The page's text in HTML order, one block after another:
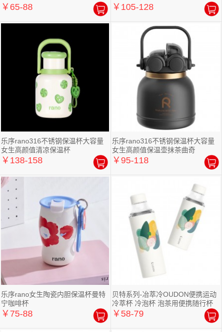
￥65-88 ￥105-128
乐序rano316不锈钢保温杯大容量
女生高颜值清凉保温杯
￥138-158
乐序rano316不锈钢保温杯大容量
女生高颜值保温壶抹茶曲奇
￥95-118
乐序rano女生陶瓷内胆保温杯曼特
宁咖啡杯
￥75-88
贝特系列-冶萃冷OUDON便携运动
冷萃杯 冷泡杯 泡茶用便携随行杯
￥58-79